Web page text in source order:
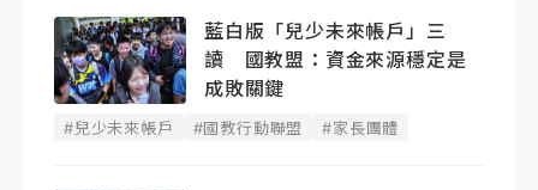
藍白版「兒少未來帳戶」三
讀 國教盟：資金來源穩定是
成敗關鍵
#兒少未來帳戶 #國教行動聯盟 #家長團體